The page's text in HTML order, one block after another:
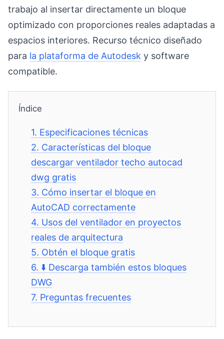
trabajo al insertar directamente un bloque
optimizado con proporciones reales adaptadas a
espacios interiores. Recurso técnico diseñado
para la plataforma de Autodesk y software
compatible.
Índice
1. Especificaciones técnicas
2. Características del bloque
descargar ventilador techo autocad
dwg gratis
3. Cómo insertar el bloque en
AutoCAD correctamente
4. Usos del ventilador en proyectos
reales de arquitectura
5. Obtén el bloque gratis
6. ⬇️ Descarga también estos bloques
DWG
7. Preguntas frecuentes